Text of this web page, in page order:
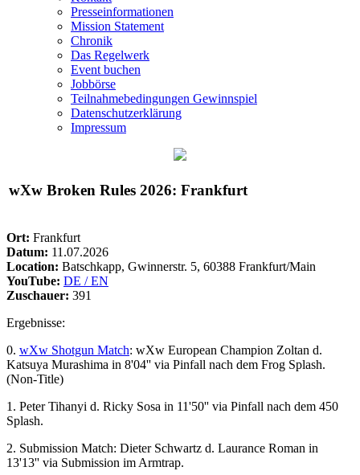
Presseinformationen
Mission Statement
Chronik
Das Regelwerk
Event buchen
Jobbörse
Teilnahmebedingungen Gewinnspiel
Datenschutzerklärung
Impressum
wXw Broken Rules 2026: Frankfurt
Ort: Frankfurt
Datum: 11.07.2026
Location: Batschkapp, Gwinnerstr. 5, 60388 Frankfurt/Main
YouTube: DE / EN
Zuschauer: 391
Ergebnisse:
0. wXw Shotgun Match: wXw European Champion Zoltan d.
Katsuya Murashima in 8'04'' via Pinfall nach dem Frog Splash.
(Non-Title)
1. Peter Tihanyi d. Ricky Sosa in 11'50'' via Pinfall nach dem 450
Splash.
2. Submission Match: Dieter Schwartz d. Laurance Roman in
13'13'' via Submission im Armtrap.